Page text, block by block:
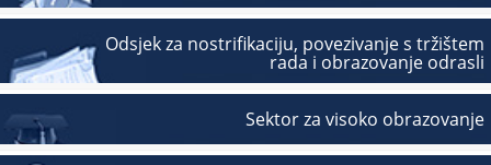
Odsjek za nostrifikaciju, povezivanje s tržištem
rada i obrazovanje odrasli
Sektor za visoko obrazovanje